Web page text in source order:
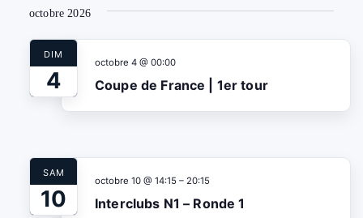
octobre 2026
DIM
4 Coupe de France | 1er tour
octobre 4 @ 00:00
SAM
10 Interclubs N1 – Ronde 1
octobre 10 @ 14:15 – 20:15